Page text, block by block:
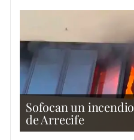
Sofocan un
de Arrecife